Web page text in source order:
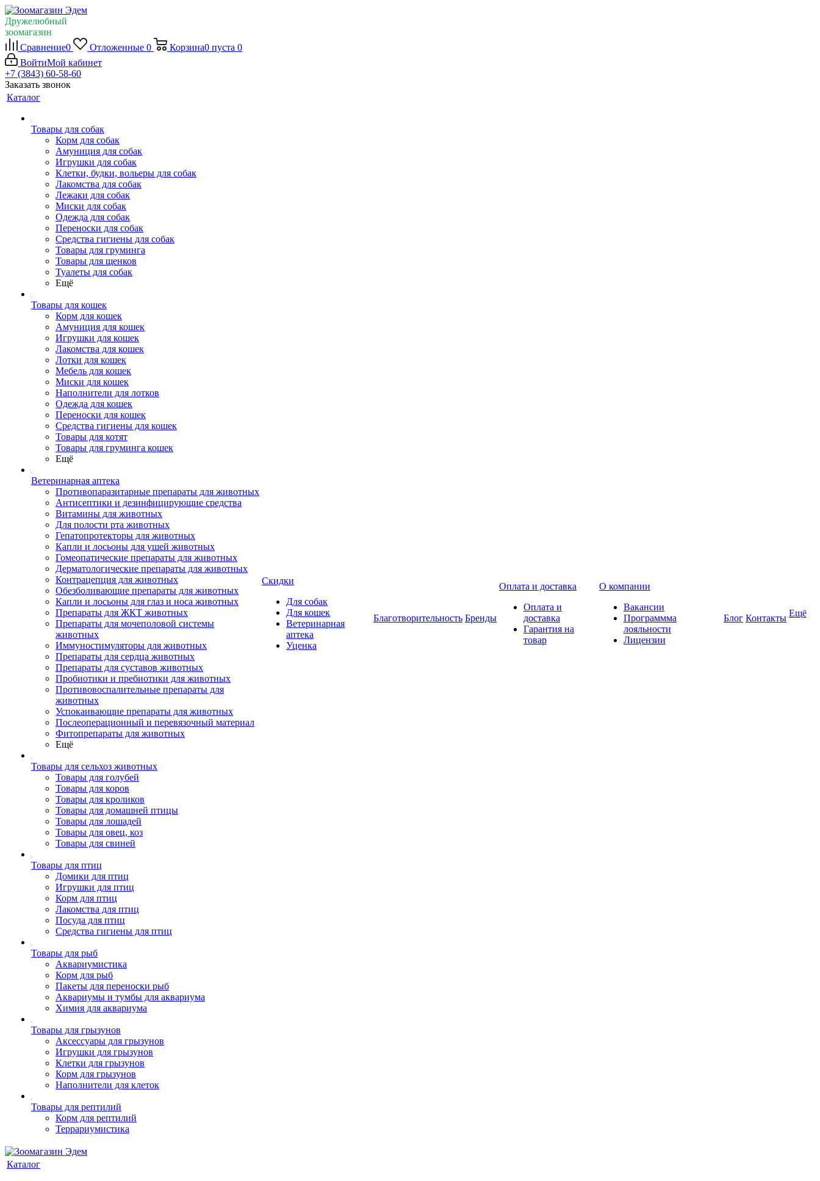
Дружелюбный
зоомагазин
Сравнение0 Отложенные 0 Корзина0 пуста 0
ВойтиМой кабинет
+7 (3843) 60-58-60
Заказать звонок
Каталог
Товары для собак
Корм для собак
Амуниция для собак
Игрушки для собак
Клетки, будки, вольеры для собак
Лакомства для собак
Лежаки для собак
Миски для собак
Одежда для собак
Переноски для собак
Средства гигиены для собак
Товары для груминга
Товары для щенков
Туалеты для собак
Ещё
Товары для кошек
Корм для кошек
Амуниция для кошек
Игрушки для кошек
Лакомства для кошек
Лотки для кошек
Мебель для кошек
Миски для кошек
Наполнители для лотков
Одежда для кошек
Переноски для кошек
Средства гигиены для кошек
Товары для котят
Товары для груминга кошек
Ещё
Ветеринарная аптека
Противопаразитарные препараты для животных
Антисептики и дезинфицирующие средства
Витамины для животных
Для полости рта животных
Гепатопротекторы для животных
Капли и лосьоны для ушей животных
Гомеопатические препараты для животных
Дерматологические препараты для животных
Контрацепция для животных
Обезболивающие препараты для животных
Капли и лосьоны для глаз и носа животных
Препараты для ЖКТ животных
Препараты для мочеполовой системы
животных
Иммуностимуляторы для животных
Препараты для сердца животных
Препараты для суставов животных
Пробиотики и пребиотики для животных
Противовоспалительные препараты для
животных
Успокаивающие препараты для животных
Послеоперационный и перевязочный материал
Фитопрепараты для животных
Ещё
Товары для сельхоз животных
Товары для голубей
Товары для коров
Товары для кроликов
Товары для домашней птицы
Товары для лошадей
Товары для овец, коз
Товары для свиней
Товары для птиц
Домики для птиц
Игрушки для птиц
Корм для птиц
Лакомства для птиц
Посуда для птиц
Средства гигиены для птиц
Товары для рыб
Аквариумистика
Корм для рыб
Пакеты для переноски рыб
Аквариумы и тумбы для аквариума
Химия для аквариума
Товары для грызунов
Аксессуары для грызунов
Игрушки для грызунов
Клетки для грызунов
Корм для грызунов
Наполнители для клеток
Товары для рептилий
Корм для рептилий
Террариумистика
Скидки
Для собак
Для кошек
Ветеринарная
аптека
Уценка
Благотворительность Бренды
Оплата и доставка
Оплата и
доставка
Гарантия на
товар
О компании
Вакансии
Программма
лояльности
Лицензии
Блог Контакты Ещё
Каталог